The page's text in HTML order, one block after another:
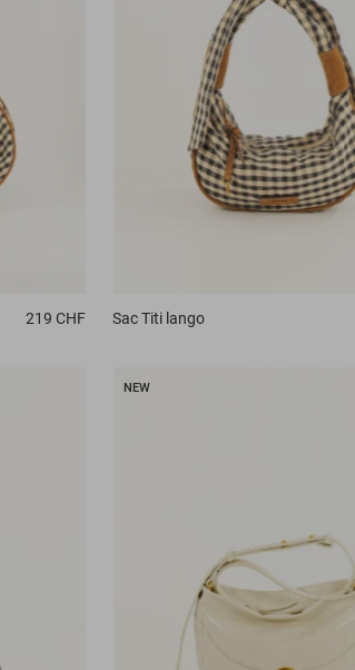
219 CHF SacTiti lango
NEW